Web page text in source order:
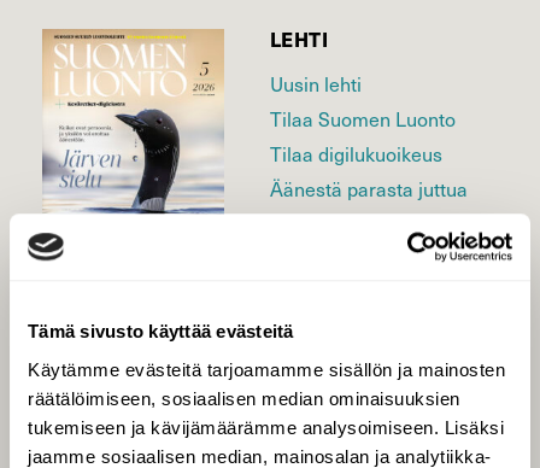
Tämä sivusto käyttää evästeitä
Käytämme evästeitä tarjoamamme sisällön ja mainosten
räätälöimiseen, sosiaalisen median ominaisuuksien
tukemiseen ja kävijämäärämme analysoimiseen. Lisäksi
jaamme sosiaalisen median, mainosalan ja analytiikka-
LEHTI
Uusin lehti
Tilaa Suomen Luonto
Tilaa digilukuoikeus
Äänestä parasta juttua
SUOMEN LUONNON­
SUOJELU­LIITTO
Suomen Luonto -lehden
kustantaja onSuomen
luonnonsuojelu­liitto.